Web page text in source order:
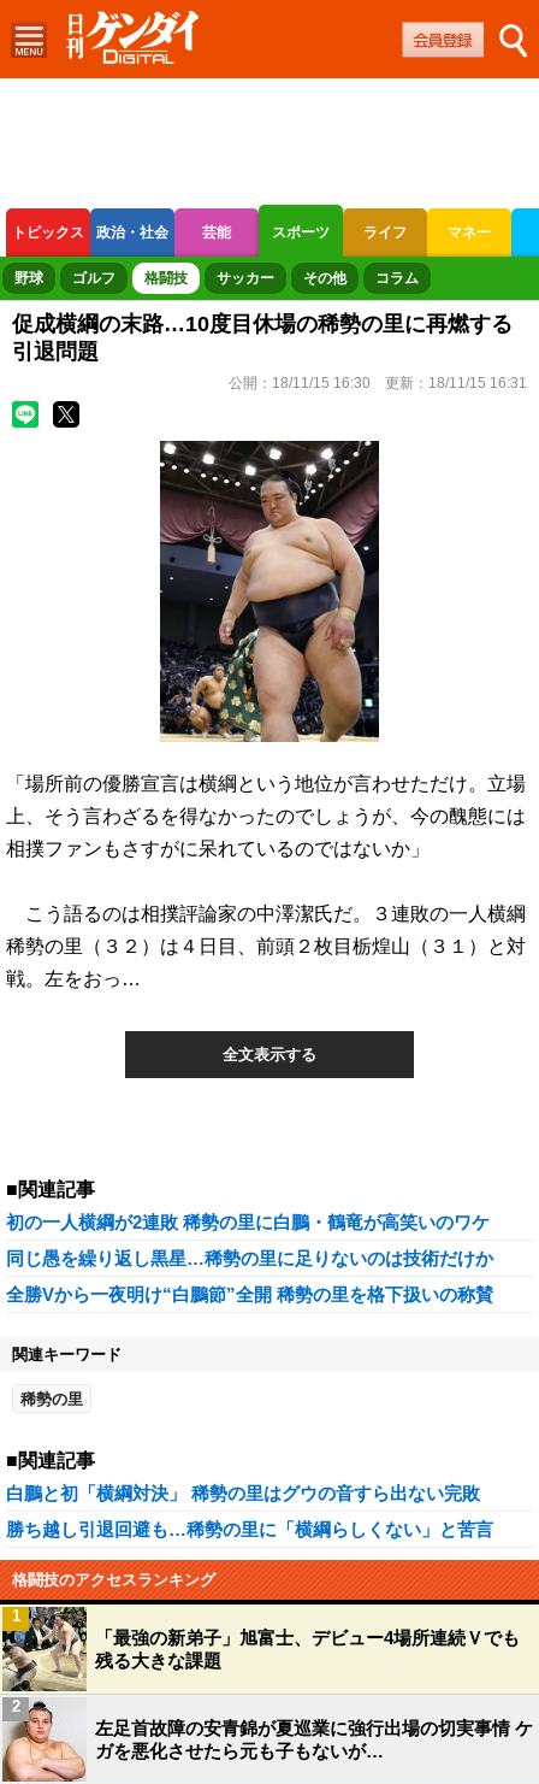
トピックス 政治・社会 芸能 スポーツ ライフ マネー
ボートレース 競輪 オートレース
野球 ゴルフ 格闘技 サッカー その他 コラム
促成横綱の末路…10度目休場の稀勢の里に再燃する
引退問題
公開： 18/11/15 16:30 更新： 18/11/15 16:31
「場所前の優勝宣言は横綱という地位が言わせただけ。立場
上、そう言わざるを得なかったのでしょうが、今の醜態には
相撲ファンもさすがに呆れているのではないか」
こう語るのは相撲評論家の中澤潔氏だ。３連敗の一人横綱
稀勢の里（３２）は４日目、前頭２枚目栃煌山（３１）と対
戦。左をおっ…
全文表示する
■関連記事
初の一人横綱が2連敗 稀勢の里に白鵬・鶴竜が高笑いのワケ
同じ愚を繰り返し黒星…稀勢の里に足りないのは技術だけか
全勝Vから一夜明け“白鵬節”全開 稀勢の里を格下扱いの称賛
関連キーワード
稀勢の里
■関連記事
白鵬と初「横綱対決」 稀勢の里はグウの音すら出ない完敗
勝ち越し引退回避も…稀勢の里に「横綱らしくない」と苦言
格闘技のアクセスランキング
「最強の新弟子」旭富士、デビュー4場所連続Ｖでも
残る大きな課題
1
左足首故障の安青錦が夏巡業に強行出場の切実事情 ケ
ガを悪化させたら元も子もないが…
2